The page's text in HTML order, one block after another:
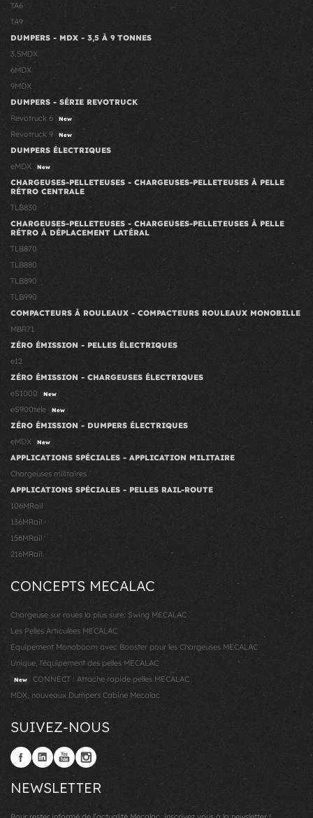
TA6
TA9
DUMPERS - MDX - 3,5 À 9 TONNES
3.5MDX
6MDX
9MDX
DUMPERS - SÉRIE REVOTRUCK
Revotruck 6
New
Revotruck 9 New
DUMPERS ÉLECTRIQUES
eMDX
New
CHARGEUSES-PELLETEUSES - CHARGEUSES-PELLETEUSES À PELLE
RÉTRO CENTRALE
TLB830
CHARGEUSES-PELLETEUSES - CHARGEUSES-PELLETEUSES À PELLE
RÉTRO À DÉPLACEMENT LATÉRAL
TLB870
TLB880
TLB890
TLB990
COMPACTEURS À ROULEAUX - COMPACTEURS ROULEAUX MONOBILLE
MBR71
ZÉRO ÉMISSION - PELLES ÉLECTRIQUES
e12
ZÉRO ÉMISSION - CHARGEUSES ÉLECTRIQUES
eS1000
New
eS900tele New
ZÉRO ÉMISSION - DUMPERS ÉLECTRIQUES
eMDX
New
APPLICATIONS SPÉCIALES - APPLICATION MILITAIRE
Chargeuses militaires
APPLICATIONS SPÉCIALES - PELLES RAIL-ROUTE
106MRail
136MRail
156MRail
216MRail
CONCEPTS MECALAC
Chargeuse sur roues la plus sure: Swing MECALAC
Les Pelles Articulées MECALAC
Equipement Monoboom avec Booster pour les Chargeuses MECALAC
Unique, l'équipement des pelles MECALAC
New
CONNECT : Attache rapide pelles MECALAC
MDX, nouveaux Dumpers Cabine Mecalac
SUIVEZ-NOUS
NEWSLETTER